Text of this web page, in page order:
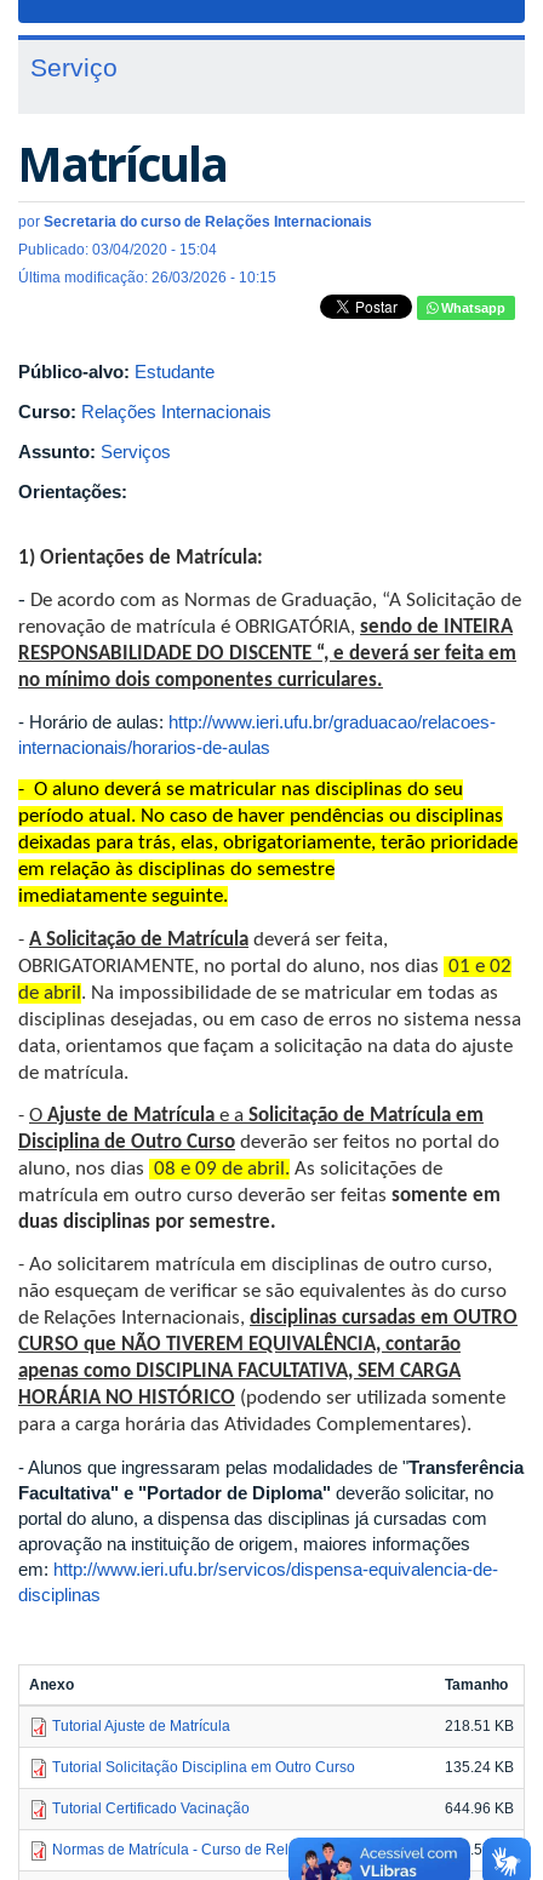
Serviço
Matrícula
por Secretaria do curso de Relações Internacionais
Publicado: 03/04/2020 - 15:04
Última modificação: 26/03/2026 - 10:15
Whatsapp
Público-alvo: Estudante
Curso: Relações Internacionais
Assunto: Serviços
Orientações:
1) Orientações de Matrícula:
- De acordo com as Normas de Graduação, “A Solicitação de
renovação de matrícula é OBRIGATÓRIA, sendo de INTEIRA
RESPONSABILIDADE DO DISCENTE “, e deverá ser feita em
no mínimo dois componentes curriculares.
- Horário de aulas: http://www.ieri.ufu.br/graduacao/relacoes-
internacionais/horarios-de-aulas
- O aluno deverá se matricular nas disciplinas do seu
período atual. No caso de haver pendências ou disciplinas
deixadas para trás, elas, obrigatoriamente, terão prioridade
em relação às disciplinas do semestre
imediatamente seguinte.
- A Solicitação de Matrícula deverá ser feita,
OBRIGATORIAMENTE, no portal do aluno, nos dias 01 e 02
de abril . Na impossibilidade de se matricular em todas as
disciplinas desejadas, ou em caso de erros no sistema nessa
data, orientamos que façam a solicitação na data do ajuste
de matrícula.
- O Ajuste de Matrícula e a Solicitação de Matrícula em
Disciplina de Outro Curso deverão ser feitos no portal do
aluno, nos dias 08 e 09 de abril. As solicitações de
matrícula em outro curso deverão ser feitas somente em
duas disciplinas por semestre.
- Ao solicitarem matrícula em disciplinas de outro curso,
não esqueçam de verificar se são equivalentes às do curso
de Relações Internacionais, disciplinas cursadas em OUTRO
CURSO que NÃO TIVEREM EQUIVALÊNCIA, contarão
apenas como DISCIPLINA FACULTATIVA, SEM CARGA
HORÁRIA NO HISTÓRICO (podendo ser utilizada somente
para a carga horária das Atividades Complementares).
- Alunos que ingressaram pelas modalidades de "Transferência
Facultativa" e "Portador de Diploma" deverão solicitar, no
portal do aluno, a dispensa das disciplinas já cursadas com
aprovação na instituição de origem, maiores informações
em: http://www.ieri.ufu.br/servicos/dispensa-equivalencia-de-
disciplinas
Anexo Tamanho
Tutorial Ajuste de Matrícula 218.51 KB
Tutorial Solicitação Disciplina em Outro Curso 135.24 KB
Tutorial Certificado Vacinação 644.96 KB
Normas de Matrícula - Curso de Relações Internacionais 160.57 KB